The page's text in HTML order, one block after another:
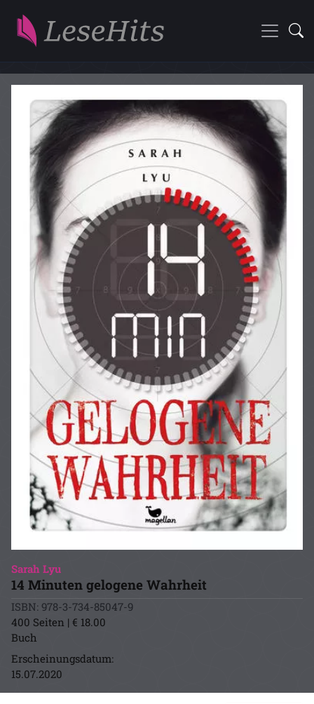
Sarah Lyu
14 Minuten gelogene Wahrheit
ISBN: 978-3-734-85047-9
400 Seiten | € 18.00
Buch
Erscheinungsdatum:
15.07.2020